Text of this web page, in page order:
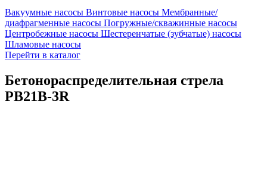
Вакуумные насосы Винтовые насосы Мембранные/
диафрагменные насосы Погружные/скважинные насосы
Центробежные насосы Шестеренчатые (зубчатые) насосы
Шламовые насосы
Перейти в каталог
Бетонораспределительная стрела
PB21B-3R